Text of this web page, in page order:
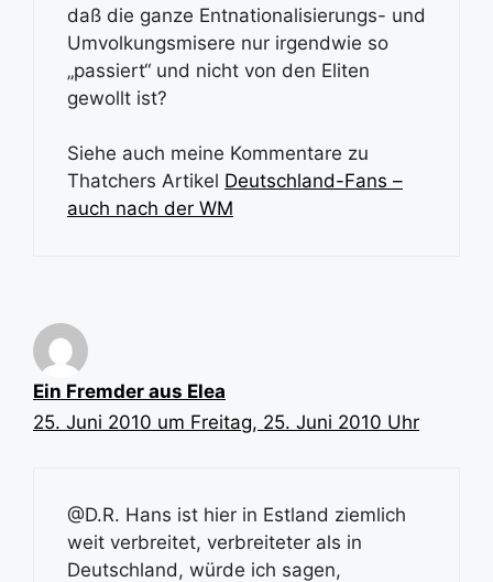
daß die ganze Entnationalisierungs- und
Umvolkungsmisere nur irgendwie so
„passiert“ und nicht von den Eliten
gewollt ist?
Siehe auch meine Kommentare zu
Thatchers Artikel Deutschland-Fans –
auch nach der WM
Ein Fremder aus Elea
25. Juni 2010 um Freitag, 25. Juni 2010 Uhr
@D.R. Hans ist hier in Estland ziemlich
weit verbreitet, verbreiteter als in
Deutschland, würde ich sagen,